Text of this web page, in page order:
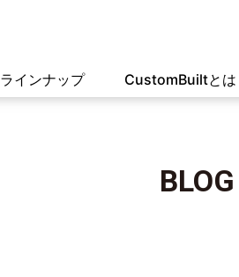
ラインナップ CustomBuiltとは
BLOG